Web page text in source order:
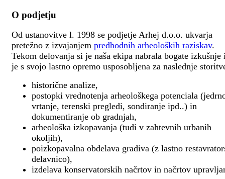
O podjetju
Od ustanovitve l. 1998 se podjetje Arhej d.o.o. ukvarja
pretežno z izvajanjem predhodnih arheoloških raziskav.
Tekom delovanja si je naša ekipa nabrala bogate izkušnje
je s svojo lastno opremo usposobljena za naslednje
historične analize,
postopki vrednotenja arheološkega potenciala
vrtanje, terenski pregledi, sondiranje ipd..) in
dokumentiranje ob gradnjah,
arheološka izkopavanja (tudi v zahtevnih urbanih
okoljih),
poizkopavalna obdelava gradiva (z lastno
delavnico),
izdelava konservatorskih načrtov in načrtov